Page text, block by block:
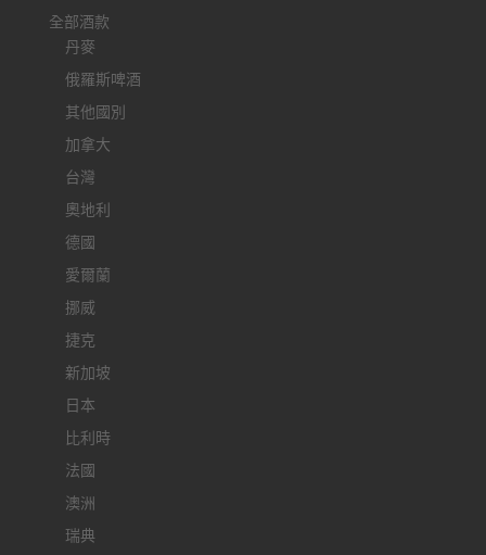
全部酒款
丹麥
俄羅斯啤酒
其他國別
加拿大
台灣
奧地利
德國
愛爾蘭
挪威
捷克
新加坡
日本
比利時
法國
澳洲
瑞典